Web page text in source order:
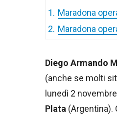
1. Maradona
2. Maradona
Diego Armando
(anche se molti
lunedì 2
Plata (Argentina).